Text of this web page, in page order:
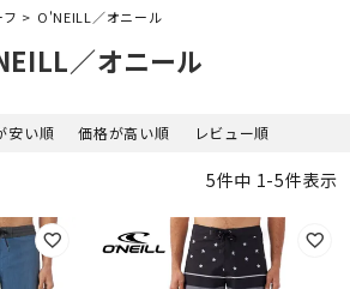
O'NEILL／オニール
／オニール
安い順 価格が高い順 レビュー順
5件中 1-5件表示